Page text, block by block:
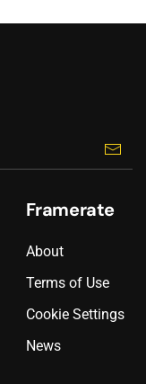
Framerate
About
Terms of Use
Cookie Settings
News